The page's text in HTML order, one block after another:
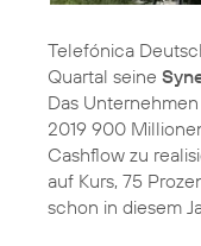
Telefónica
Quartal seine
Das
2019 900
Cashflow zu
auf Kurs, 75
schon in diesem